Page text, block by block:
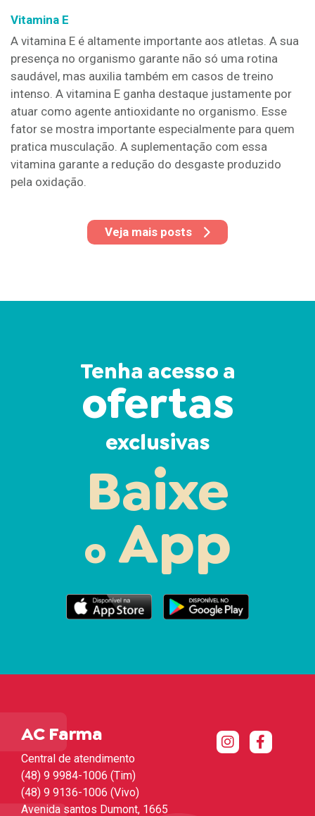
Vitamina E
A vitamina E é altamente importante aos atletas. A sua
presença no organismo garante não só uma rotina
saudável, mas auxilia também em casos de treino
intenso. A vitamina E ganha destaque justamente por
atuar como agente antioxidante no organismo. Esse
fator se mostra importante especialmente para quem
pratica musculação. A suplementação com essa
vitamina garante a redução do desgaste produzido
pela oxidação.
Veja mais posts
Tenha acesso a
ofertas
exclusivas
Baixe
o App
AC Farma
Central de atendimento
(48) 9 9984-1006 (Tim)
(48) 9 9136-1006 (Vivo)
Avenida santos Dumont, 1665